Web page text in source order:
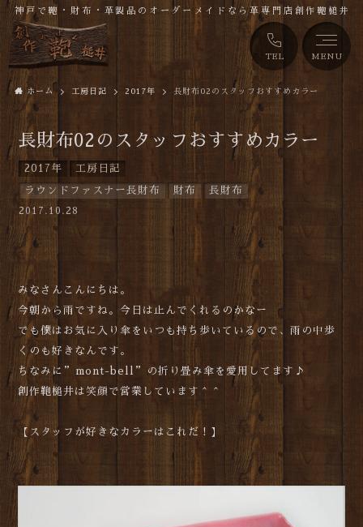
TEL MENU
神戸で鞄・財布・革製品のオーダーメイドなら革専門店創作鞄槌井
ホーム 工房日記 2017年 長財布02のスタッフおすすめカラー
長財布02のスタッフおすすめカラー
2017年 工房日記
ラウンドファスナー長財布 財布 長財布
2017.10.28
みなさんこんにちは。
今朝から雨ですね。今日は止んでくれるのかなー
でも僕はお気に入り傘をいつも持ち歩いているので、雨の中歩
くのも好きなんです。
ちなみに”mont-bell”の折り畳み傘を愛用してます♪
創作鞄槌井は笑顔で営業しています＾＾
【スタッフが好きなカラーはこれだ！】